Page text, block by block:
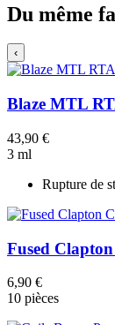
Du même
‹
Blaze MTL
43,90 €
3 ml
Rupture de
Fused
6,90 €
10 pièces